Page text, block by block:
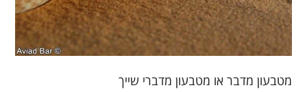
מטבעון מדבר או מטבעון מדברי שייך